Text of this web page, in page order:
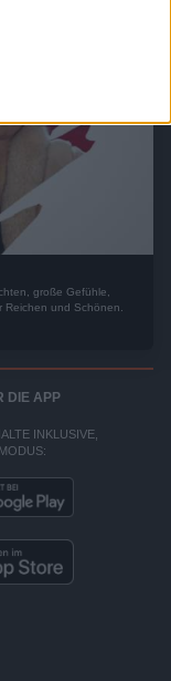
große Gefühle,
und Schönen.
DIE APP
INKLUSIVE,